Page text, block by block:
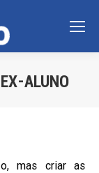
ALUNO
mas criar as